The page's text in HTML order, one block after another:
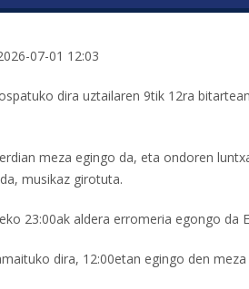
07-01 12:03
dira uztailaren 9tik 12ra
meza egingo da, eta ondoren
musikaz girotuta.
23:00ak aldera erromeria egongo da
dira, 12:00etan egingo den